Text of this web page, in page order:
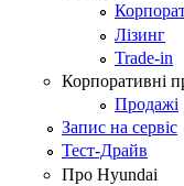
Лізинг
Trade-in
Корпоративні
Продажі
Запис на сервіс
Тест-Драйв
Про Hyundai